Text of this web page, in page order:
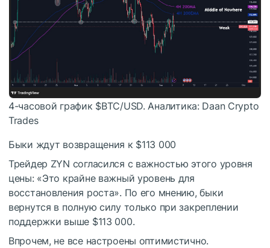
4-часовой график $BTC/USD. Аналитика: Daan Crypto
Trades
Быки ждут возвращения к $113 000
Трейдер ZYN согласился с важностью этого уровня
цены: «Это крайне важный уровень для
восстановления роста». По его мнению, быки
вернутся в полную силу только при закреплении
поддержки выше $113 000.
Впрочем, не все настроены оптимистично.